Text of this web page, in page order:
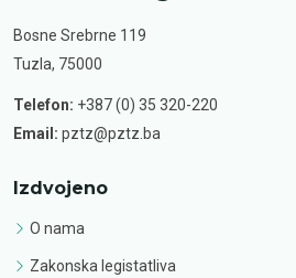
Bosne Srebrne 119
Tuzla, 75000
Telefon: +387 (0) 35 320-220
Email: pztz@pztz.ba
Izdvojeno
O nama
Zakonska legistatliva